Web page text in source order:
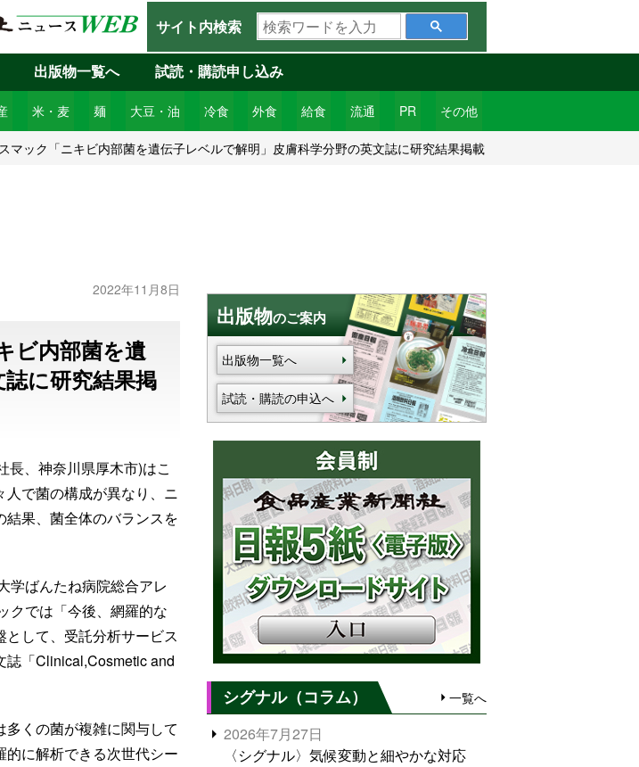
サイト内検索
検
索
ワ
ー
ド
を
入
米・麦 麺 大豆・油 冷食 外食 給食 流通 PR その他
出版物一覧へ 試読・購読申し込み
マック「ニキビ内部菌を遺伝子レベルで解明」皮膚科学分野の英文誌に研究結果掲載
2022年11月8日
ビ内部菌を遺
に研究結果掲
長、神奈川県厚木市)はこ
で菌の構成が異なり、ニ
果、菌全体のバランスを
学ばんたね病院総合アレ
クでは「今後、網羅的な
して、受託分析サービス
誌「Clinical,Cosmetic and
くの菌が複雑に関与して
に解析できる次世代シー
出版物のご案内
出版物一覧へ
試読・購読の申込へ
シグナル（コラム） 一覧へ
2026年7月27日
〈シグナル〉気候変動と細やかな対応